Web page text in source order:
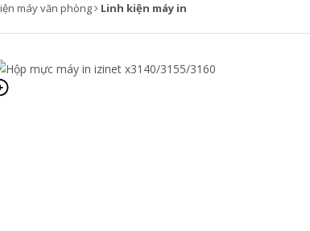
máy văn phòng Linh kiện máy in